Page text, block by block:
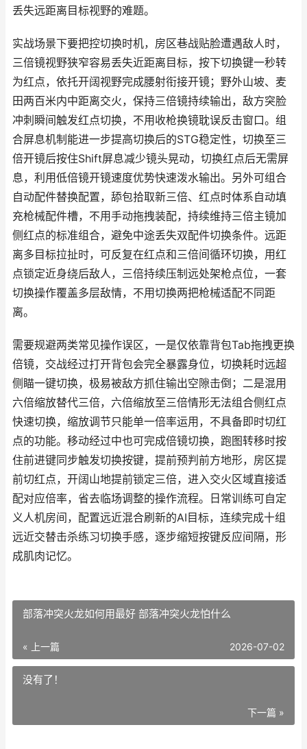
丢失远距离目标视野的难题。
实战场景下要把控切换时机，房区巷战贴脸遭遇敌人时，
三倍镜视野狭窄容易丢失近距离目标，按下切换键一秒转
为红点，依托开阔视野完成腰射衔接开镜；野外山坡、麦
田两百米内中距离交火，保持三倍镜持续输出，敌方突脸
冲刺瞬间触发红点切换，不用收枪换镜耽误反击窗口。组
合屏息机制能进一步提高切换后的STG稳定性，切换至三
倍开镜后按住Shift屏息减少镜头晃动，切换红点后无需屏
息，利用低倍镜开镜速度优势快速泼水输出。另外可组合
自动配件替换配置，舔包拾取新三倍、红点时体系自动填
充枪械配件槽，不用手动拖拽装配，持续维持三倍主镜加
侧红点的标准组合，避免中途丢失双配件切换条件。远距
离多目标拉扯时，可反复在红点和三倍间循环切换，用红
点锁定近身绕后敌人，三倍持续压制远处架枪点位，一套
切换操作覆盖多层敌情，不用切换两把枪械适配不同距
离。
需要规避两类常见操作误区，一是仅依靠背包Tab拖拽更换
倍镜，交战经过打开背包会完全暴露身位，切换耗时远超
侧瞄一键切换，极易被敌方抓住输出空隙击倒；二是混用
六倍缩放替代三倍，六倍缩放至三倍情形无法组合侧红点
快速切换，缩放调节只能单一倍率运用，不具备即时切红
点的功能。移动经过中也可完成倍镜切换，跑图转移时按
住前进键同步触发切换按键，提前预判前方地形，房区提
前切红点，开阔山地提前锁定三倍，进入交火区域直接适
配对应倍率，省去临场调整的操作流程。日常训练可自定
义人机房间，配置远近混合刷新的AI目标，连续完成十组
远近交替击杀练习切换手感，逐步缩短按键反应间隔，形
成肌肉记忆。
部落冲突火龙如何用最好 部落冲突火龙怕什么
« 上一篇 2026-07-02
没有了！
下一篇 »